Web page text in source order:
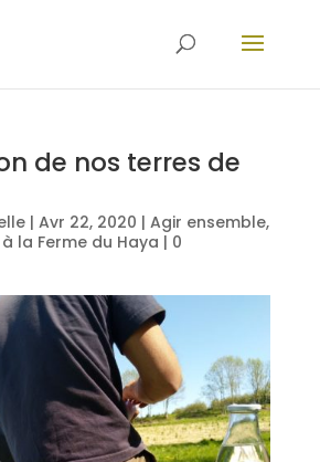
de nos terres de
| Avr 22, 2020 | Agir ensemble,
à la Ferme du Haya | 0